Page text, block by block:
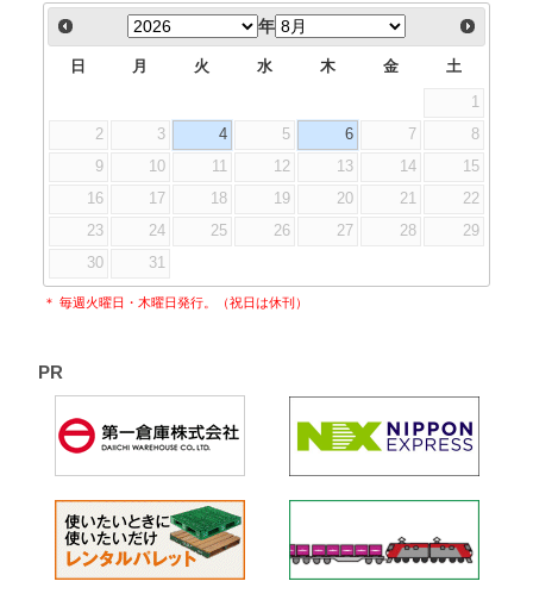
年
日 月 火 水 木 金 土
1
2
3 4 5 6 7
8
9
10 11 12 13 14
15
16
17 18 19 20 21
22
23
24 25 26 27 28
29
30
31
＊ 毎週火曜日・木曜日発行。（祝日は休刊）